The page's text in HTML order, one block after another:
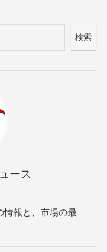
検索
ース
情報と、市場の最